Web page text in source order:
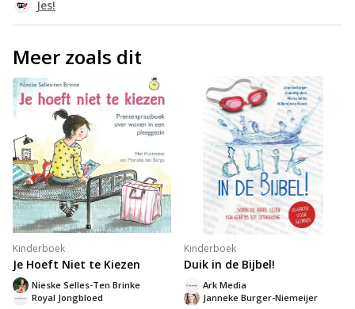
Jes!
Meer zoals dit
Kinderboek
Je Hoeft Niet te Kiezen
Royal Jongbloed
Nieske Selles-Ten Brinke
Kinderboek
Duik in de Bijbel!
Janneke Burger-Niemeijer
Ark Media